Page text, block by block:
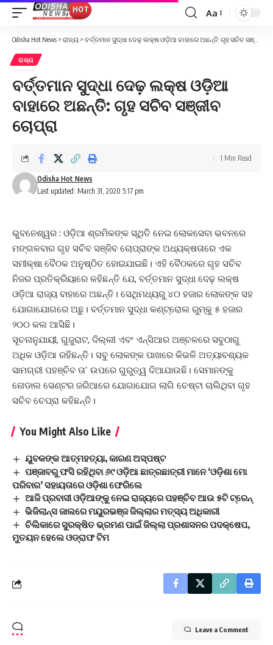
Font
Resizer
Aa
Odisha Hot News > ରାଜ୍ୟ > ବର୍ତ୍ତମାନ ସୁଦ୍ଧା ଦେଢ଼ ଲକ୍ଷ ଓଡ଼ିଆ ବାହାରେ ଅଛନ୍ତି: ଗୃହ ସଚିବ ସଞ୍ଜୀବ ଚୋପ୍ରା
ରାଜ୍ୟ
ବର୍ତ୍ତମାନ ସୁଦ୍ଧା ଦେଢ଼ ଲକ୍ଷ ଓଡ଼ିଆ
ବାହାରେ ଅଛନ୍ତି: ଗୃହ ସଚିବ ସଞ୍ଜୀବ
ଚୋପ୍ରା
Last updated: March 31, 2020 5:17 pm
Odisha Hot News
1 Min Read
ଭୁବନେଶ୍ୱର : ଓଡ଼ିଆ ଶ୍ରମିକଙ୍କ ସ୍ଥିତି ନେଇ ଲୋକସେବା ଭବନରେ
ମଙ୍ଗଳବାର ଗୃହ ସଚିବ ସଞ୍ଜିବ ଚୋପ୍ରାଙ୍କ ଅଧ୍ୟକ୍ଷତାରେ ଏକ
ସମୀକ୍ଷା ବୈଠକ ଅନୁଷ୍ଠିତ ହୋଇଯାଇଛି। ଏହି ବୈଠକରେ ଗୃହ ସଚିବ
ନିଜର ପ୍ରତିକ୍ରିୟାରେ କହିଛନ୍ତି ଯେ, ବର୍ତ୍ତମାନ ସୁଦ୍ଧା ଦେଢ଼ ଲକ୍ଷ
ଓଡ଼ିଆ ରାଜ୍ୟ ବାହାରେ ଅଛନ୍ତି। ସେଥିମଧ୍ୟରୁ ୪୦ ହଜାର ଲୋକଙ୍କ ସହ
ଯୋଗାଯୋଗରେ ଅଛୁ। ବର୍ତ୍ତମାନ ସୁଦ୍ଧା କଣ୍ଟ୍ରୋଲ ରୁମ୍‌କୁ ୫ ହଜାର
୨୦୦ କଲ ଆସିଛି।
ସୂଚନାନୁଯାୟୀ, ଗୁଜୁରାଟ, ଦିଲ୍ଲୀ ଏବଂ ଏନ୍‌ସିଆର ଅଞ୍ଚଳରେ ସବୁଠାରୁ
ଅଧିକ ଓଡ଼ିଆ ରହିଛନ୍ତି। ସବୁ ଲୋକଙ୍କ ପାଖରେ କିଭଳି ଅତ୍ୟାବଶ୍ୟକ
ସାମଗ୍ରୀ ପହଞ୍ଚିବ ତା’ ଉପରେ ଗୁରୁତ୍ୱ ଦିଆଯାଉଛି। ସେମାନଙ୍କୁ
ନୋଡାଲ ସେଣ୍ଟର ଜରିଆରେ ଯୋଗାଯୋଗ ଲାଗି ଚେଷ୍ଟା ଚାଲିଥିବା ଗୃହ
ସଚିବ ଚେପ୍ରା କହିଛନ୍ତି।
You Might Also Like
ଯୁବକଙ୍କ ଆତ୍ମହତ୍ୟା, କାରଣ ଅସ୍ପଷ୍ଟ
ପଞ୍ଜାବରୁ ଫସି ରହିଥିବା ୬୯ ଓଡ଼ିଆ ଛାତ୍ରଛାତ୍ରୀ ମାନେ ‘ଓଡ଼ିଶା ମୋ
ପରିବାର’ ସହାୟତାରେ ଓଡ଼ିଶା ଫେରିଲେ
ଆଜି ପ୍ରବାସୀ ଓଡ଼ିଆଙ୍କୁ ନେଇ ରାଜ୍ୟରେ ପହଞ୍ଚିବ ଆଉ ୫ଟି ଟ୍ରେନ୍
ଭିଜିଲାନ୍ସ ଜାଲରେ ମୟୁରଭଞ୍ଜ ଜିଲ୍ଲାର ମତ୍ସ୍ୟ ଅଧିକାରୀ
ଚିଲିକାରେ ସୁରକ୍ଷିତ ଭ୍ରମଣ ପାଇଁ ଜିଲ୍ଲା ପ୍ରଶାସନର ପଦକ୍ଷେପ,
ମୁତୟନ ହେଲେ ଓଡ୍ରାଫ ଟିମ
Leave a Comment